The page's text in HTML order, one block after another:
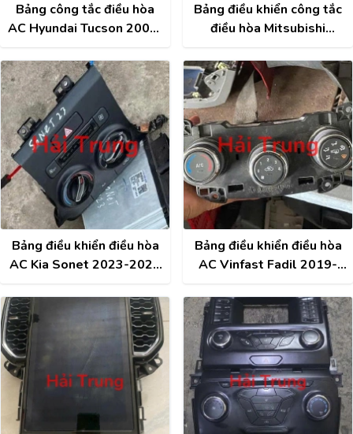
Bảng công tắc điều hòa
AC Hyundai Tucson 2005-
Bảng điều khiển công tắc
điều hòa Mitsubishi
Bảng điều khiển điều hòa
AC Kia Sonet 2023-2025
Bảng điều khiển điều hòa
AC Vinfast Fadil 2019-